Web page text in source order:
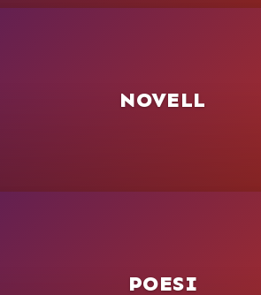
NOVELL
POESI